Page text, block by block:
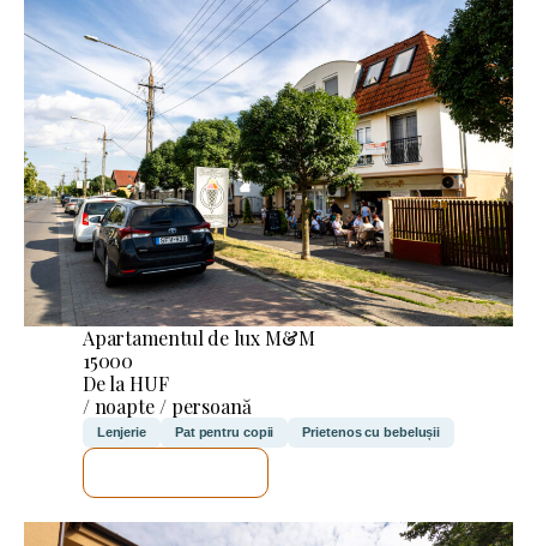
Apartamentul de lux M&M
15000
De la HUF
/ noapte / persoană
Lenjerie Pat pentru copii Prietenos cu bebelușii